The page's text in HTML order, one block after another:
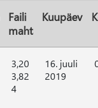
Faili
maht
Kuupäev
3,20
3,82
4
16. juuli
2019